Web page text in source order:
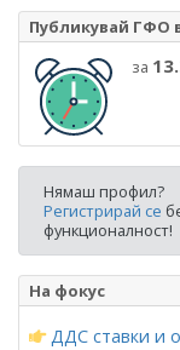
Публикувай ГФО
за
Нямаш профил?
Регистрирай се
функционалност!
На фокус
ДДС ставки и